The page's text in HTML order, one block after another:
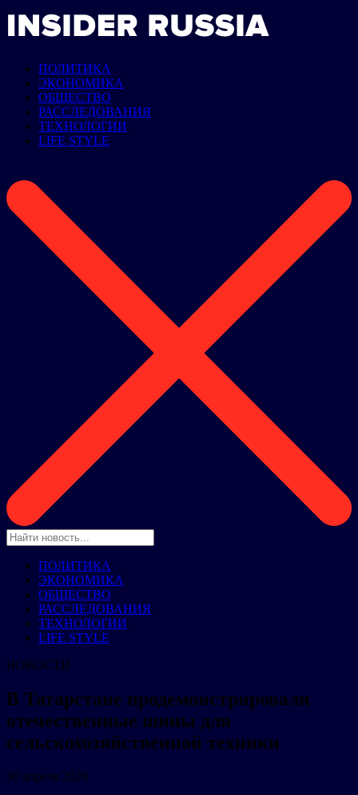
ПОЛИТИКА
ЭКОНОМИКА
ОБЩЕСТВО
РАССЛЕДОВАНИЯ
ТЕХНОЛОГИИ
LIFE STYLE
ПОЛИТИКА
ЭКОНОМИКА
ОБЩЕСТВО
РАССЛЕДОВАНИЯ
ТЕХНОЛОГИИ
LIFE STYLE
НОВОСТИ
В Татарстане продемонстрировали
отечественные шины для
сельскохозяйственной техники
30 апреля 2026